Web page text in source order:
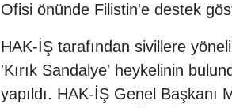
Ofisi önünde Filistin'e destek
HAK-İŞ tarafından sivillere
'Kırık Sandalye' heykelinin
yapıldı. HAK-İŞ Genel Başkanı